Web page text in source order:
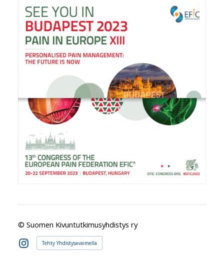
© Suomen Kivuntutkimusyhdistys ry
Instagram
Tehty Yhdistysavaimella